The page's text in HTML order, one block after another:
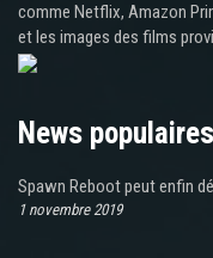
comme Netflix, Amazon
et les images des films
News populaires
Spawn Reboot peut enfin
1 novembre 2019